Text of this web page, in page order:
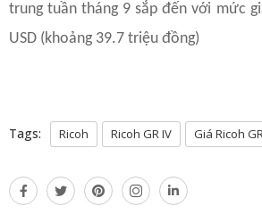
trung tuần tháng 9 sắp đến với mức
USD (khoảng 39.7 triệu đồng)
Tags: Ricoh Ricoh GR IV Giá Ricoh